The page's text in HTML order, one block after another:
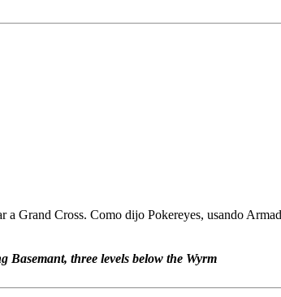
Grand Cross. Como dijo Pokereyes, usando
Basemant, three levels below the Wyrm